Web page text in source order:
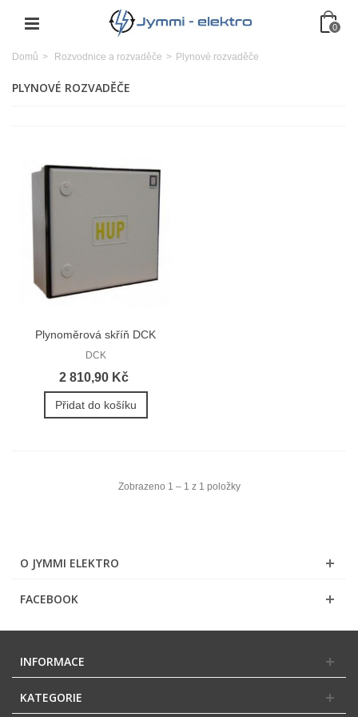
0
Domů > Rozvodnice a rozvaděče > Plynové rozvaděče
PLYNOVÉ ROZVADĚČE
Plynoměrová skříň DCK
SPZ10/KV-7
DCK
2 810,90 Kč
Přidat do košíku
Zobrazeno 1 – 1 z 1 položky
O JYMMI ELEKTRO
FACEBOOK
INFORMACE
KATEGORIE